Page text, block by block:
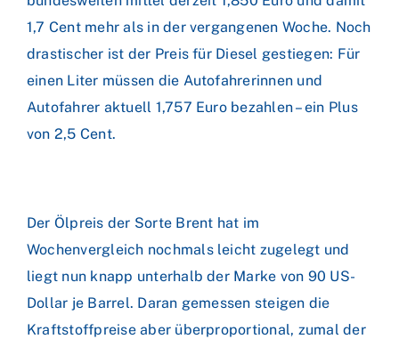
1,7 Cent mehr als in der vergangenen Woche. Noch
drastischer ist der Preis für Diesel gestiegen: Für
einen Liter müssen die Autofahrerinnen und
Autofahrer aktuell 1,757 Euro bezahlen – ein Plus
von 2,5 Cent.
Der Ölpreis der Sorte Brent hat im
Wochenvergleich nochmals leicht zugelegt und
liegt nun knapp unterhalb der Marke von 90 US-
Dollar je Barrel. Daran gemessen steigen die
Kraftstoffpreise aber überproportional, zumal der